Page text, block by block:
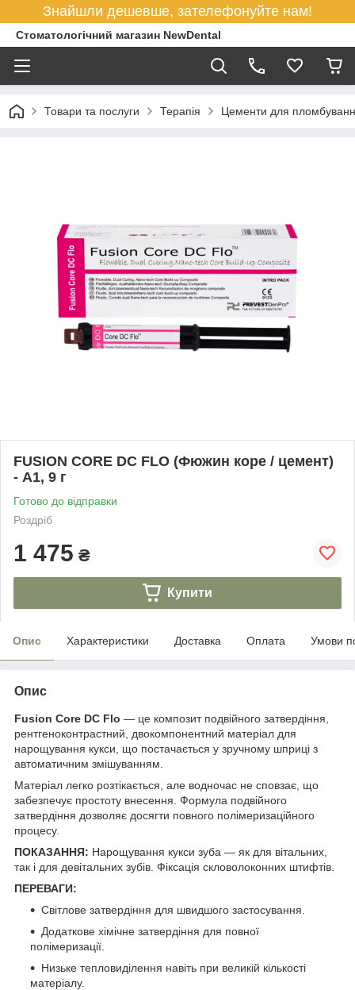
Знайшли дешевше, зателефонуйте нам!
Стоматологічний магазин NewDental
Товари та послуги Терапія Цементи для
FUSION CORE DC FLO (Фюжин коре / цемент)
- А1, 9 г
Готово до відправки
Роздріб
1 475 ₴
Купити
Опис Характеристики Доставка Оплата Умови
Опис
Fusion Core DC Flo — це композит подвійного затвердіння,
рентгеноконтрастний, двокомпонентний матеріал для
нарощування кукси, що постачається у зручному шприці з
автоматичним змішуванням.
Матеріал легко розтікається, але водночас не сповзає, що
забезпечує простоту внесення. Формула подвійного
затвердіння дозволяє досягти повного полімеризаційного
процесу.
ПОКАЗАННЯ: Нарощування кукси зуба — як для вітальних,
так і для девітальних зубів. Фіксація скловолоконних штифтів.
ПЕРЕВАГИ:
Світлове затвердіння для швидшого застосування.
Додаткове хімічне затвердіння для повної
полімеризації.
Низьке тепловиділення навіть при великій кількості
матеріалу.